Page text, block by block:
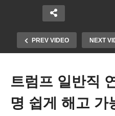
PREV VIDEO NEXT
트럼프 일반직
명 쉽게 해고 가